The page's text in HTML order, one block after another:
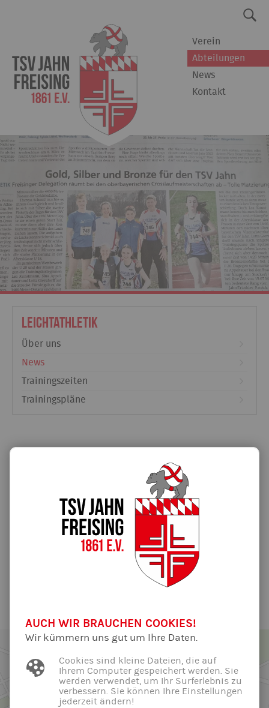
Verein
Abteilungen
News
Kontakt
Leichtathletik
Über uns
News
Trainingszeiten
Trainingspläne
19.05.2024
Wir gratulieren unseren Champions: Patrik, Sina, Lotta, Lea
und Theresia sahnten kräfftig ab und Philippos unser
AUCH WIR BRAUCHEN COOKIES!
Wir kümmern uns gut um Ihre Daten.
Cookies sind kleine Dateien, die auf
Ihrem Computer gespeichert werden. Sie
werden verwendet, um Ihr Surferlebnis zu
verbessern. Sie können Ihre Einstellungen
jederzeit ändern!